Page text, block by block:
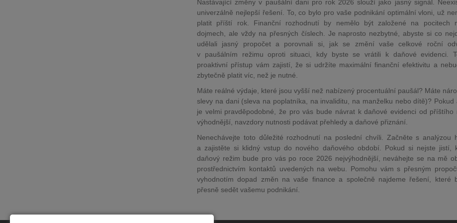
Nastávající změny v paušální dani pro rok 2026 slouží jako jasný signál.
univerzálně nejlepší řešení. To, co bylo pro vaše podnikání optimální vloni, už
platit příští rok. Finanční rozhodnutí by nemělo být založené na pocitech
dojmech, ale vždy na přesných číslech. Je naprosto nezbytné, abyste si co
udělali jasný propočet a porovnali si, jak se změní vaše celkové roční
v paušálním režimu oproti situaci, kdy byste se vrátili k daňové evidenci.
proaktivní přístup vám zajistí, že si udržíte maximální finanční efektivitu a
zbytečně platit víc, než je nutné.
Máte reálné výdaje, které jsou vyšší než nabízený procentuální paušál? Máte
slevy na dani (sleva na poplatníka, na invaliditu, na manželku nebo dítě)? Pokud
je velmi pravděpodobné, že pro vás bude návrat k daňové evidenci od příštího
výhodnější, navzdory nutnosti podávat přehledy a daňové přiznání.
Nenechávejte toto důležité rozhodnutí na poslední chvíli. Začněte s analýzou
a zajistěte si klidný vstup do nového daňového období. Pokud si nejste jistí,
daňový režim bude pro vás po roce 2026 nejvýhodnější, neváhejte se na mě
prostřednictvím kontaktů uvedených na webu. Pomohu vám s přesným
vyhodnotím dopad změn na vaše finance a společně najdeme řešení, které
přesně sedět vašemu podnikání.